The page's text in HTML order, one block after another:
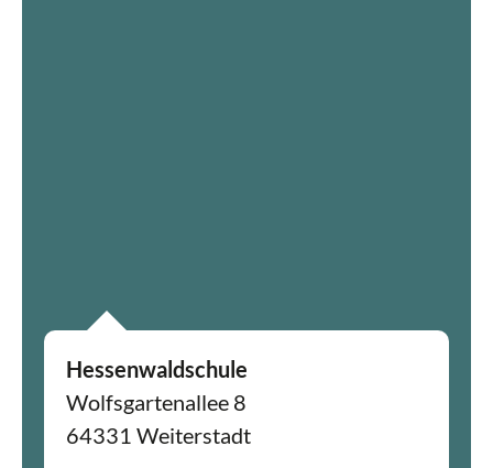
Hessenwaldschule
Wolfsgartenallee 8
64331 Weiterstadt